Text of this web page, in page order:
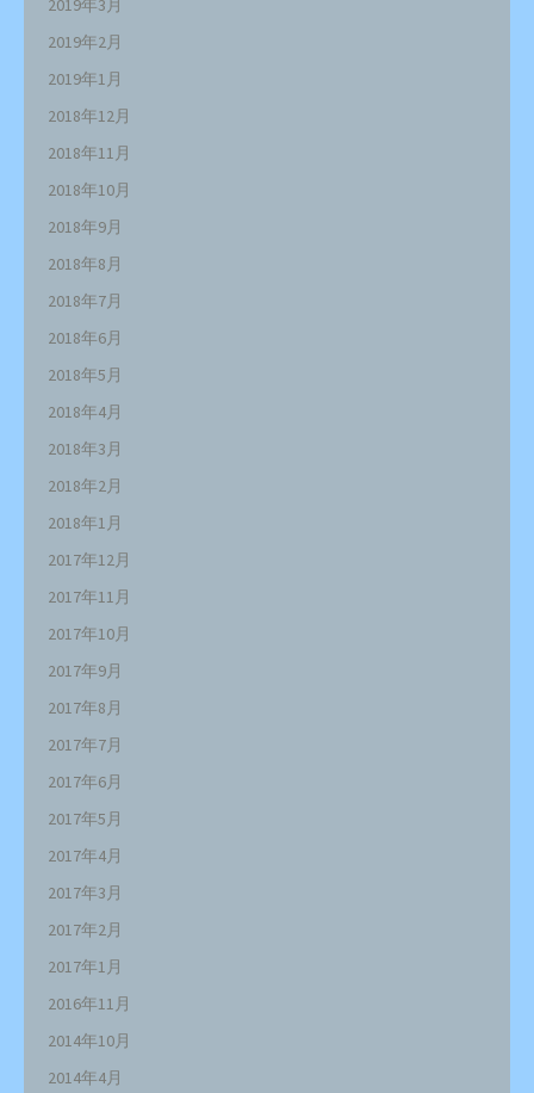
2019年3月
2019年2月
2019年1月
2018年12月
2018年11月
2018年10月
2018年9月
2018年8月
2018年7月
2018年6月
2018年5月
2018年4月
2018年3月
2018年2月
2018年1月
2017年12月
2017年11月
2017年10月
2017年9月
2017年8月
2017年7月
2017年6月
2017年5月
2017年4月
2017年3月
2017年2月
2017年1月
2016年11月
2014年10月
2014年4月